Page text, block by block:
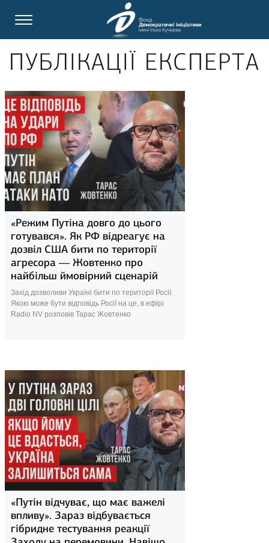
ПУБЛІКАЦІЇ ЕКСПЕРТА
«Режим Путіна довго до цього
готувався». Як РФ відреагує на
дозвіл США бити по території
агресора — Жовтенко про
найбільш ймовірний сценарій
Захід дозволиви Україні бити по території Росії.
Якою може бути відповідь Росії на це, в ефірі
Radio NV розповів Тарас Жовтенко
3 червня 2024
«Путін відчуває, що має важелі
впливу». Зараз відбувається
гібридне тестування реакції